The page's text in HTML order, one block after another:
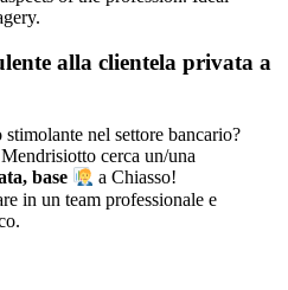
alla clientela privata a
nel settore bancario?
cerca un/una
base
a Chiasso!
in un team professionale e